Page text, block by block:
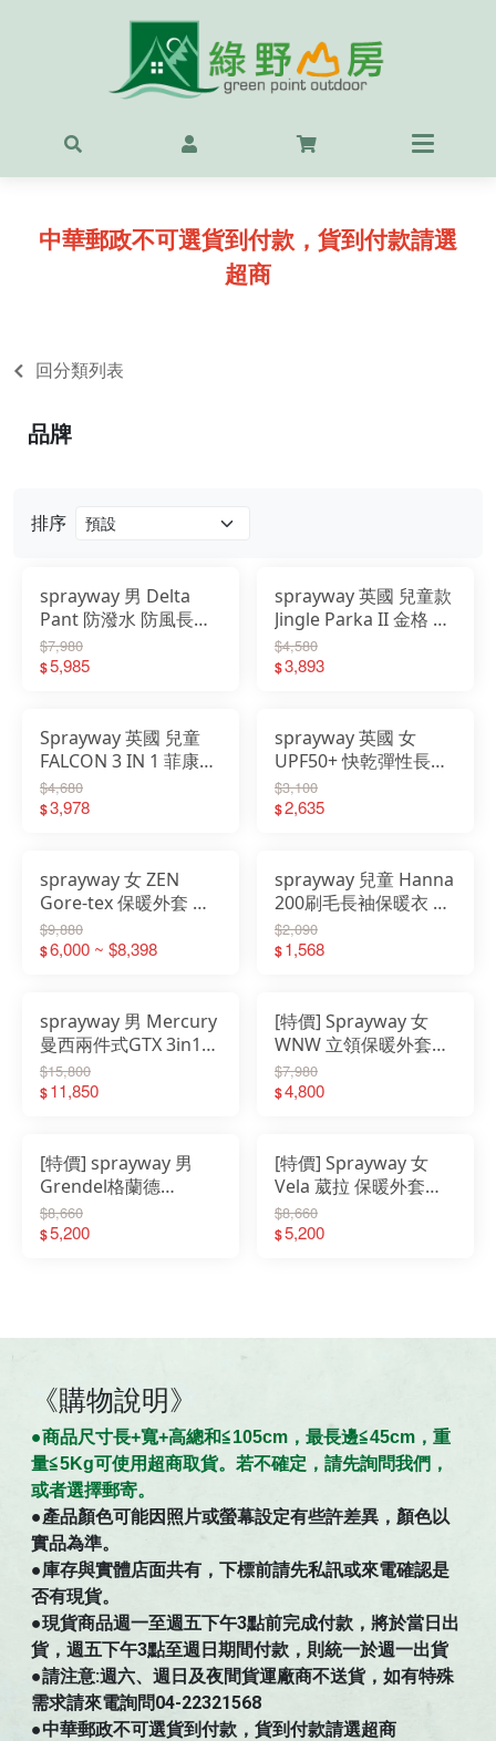
中華郵政不可選貨到付款，貨到付款請選
超商
回分類列表
排序
sprayway 男 Delta
Pant 防潑水 防風長褲
戶外休閒登山健行旅遊
黑 SP-000031R
$7,980
$5,985
sprayway 英國 兒童款
Jingle Parka II 金格 防
水 保暖外套 防風 透氣
藍 SP-000099
$4,580
$3,893
Sprayway 英國 兒童
FALCON 3 IN 1 菲康二
件式外套 兩件式風雨衣
防水外套 SP-001184
$4,680
$3,978
sprayway 英國 女
UPF50+ 快乾彈性長褲
ESCAPE PANT 防曬 登
山褲 綠 SP-000337R
$3,100
$2,635
sprayway 女 ZEN
Gore-tex 保暖外套 防
水保暖衣 風雨衣 SP-
001190
$9,880
$6,000 ~ $8,398
sprayway 兒童 Hanna
200刷毛長袖保暖衣 高
領拉鍊保暖上衣 Fleece
立領刷毛衣 2951
$2,090
$1,568
sprayway 男 Mercury
曼西兩件式GTX 3in1
防風防水連帽二件式化
纖夾克 SP548
$15,800
$11,850
[特價] Sprayway 女
WNW 立領保暖外套
Windstopper 防風刷
毛外套 刷毛衣 SP-
$7,980
$4,800
[特價] sprayway 男
Grendel格蘭德
Windstopper 防風連
帽保暖外套 SP-000545
$8,660
$5,200
[特價] Sprayway 女
Vela 葳拉 保暖外套
Windstopper 防風連
帽外套 SP-000531
$8,660
$5,200
品牌
《購物說明》
●商品尺寸長+寬+高總和≦105cm，最長邊≦45cm，重
量≦5Kg可使用超商取貨。若不確定，請先詢問我們，
或者選擇郵寄。
●產品顏色可能因照片或螢幕設定有些許差異，顏色以
實品為準。
●庫存與實體店面共有，下標前請先私訊或來電確認是
否有現貨。
●現貨商品週一至週五下午3點前完成付款，將於當日出
貨，週五下午3點至週日期間付款，則統一於週一出貨
●請注意:週六、週日及夜間貨運廠商不送貨，如有特殊
需求請來電詢問04-22321568
●中華郵政不可選貨到付款，貨到付款請選超商